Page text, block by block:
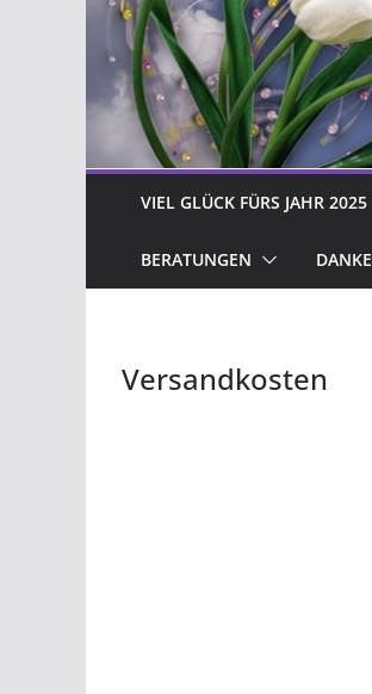
VIEL GLÜCK FÜRS JAHR 2025
BERATUNGEN DANKE
Versandkosten